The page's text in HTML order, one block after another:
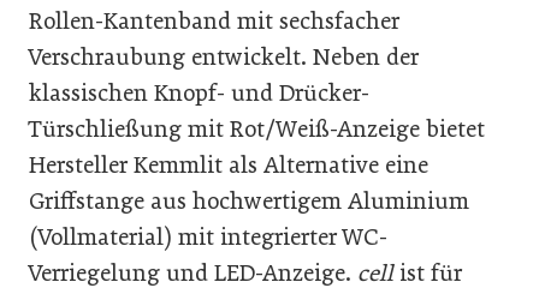
Rollen-Kantenband mit sechsfacher
Verschraubung entwickelt. Neben der
klassischen Knopf- und Drücker-
Türschließung mit Rot/Weiß-Anzeige bietet
Hersteller Kemmlit als Alternative eine
Griffstange aus hochwertigem Aluminium
(Vollmaterial) mit integrierter WC-
Verriegelung und LED-Anzeige. cell ist für